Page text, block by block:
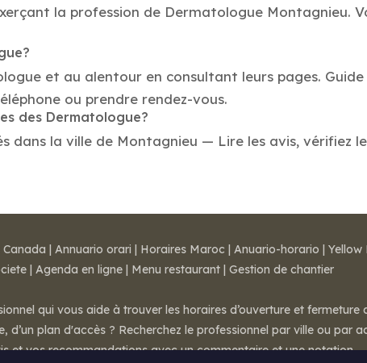
la profession de Dermatologue Montagnieu.
et au alentour en consultant leurs pages. Guide
ou prendre rendez-vous.
des Dermatologue?
dans la ville de Montagnieu — Lire les avis, vérifiez
Canada | Annuario orari | Horaires Maroc | Anuario-horario | Yellow
| Agenda en ligne | Menu restaurant | Gestion de chantier
qui vous aide à trouver les horaires d’ouverture et fermeture
d’un plan d'accès ? Recherchez le professionnel par ville ou par
et vos recommandations avec un commentaire et une notation.